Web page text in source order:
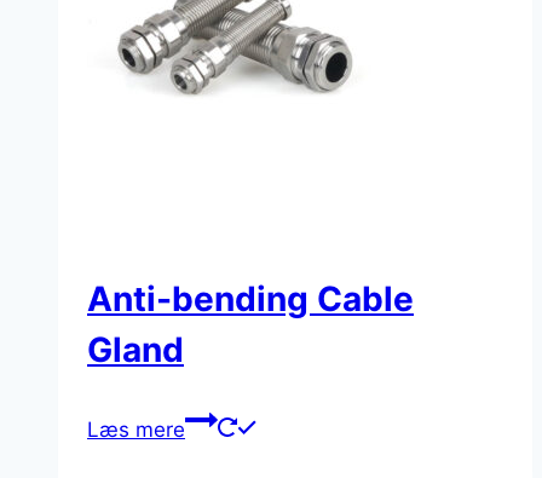
Anti-bending Cable
Gland
Læs mere